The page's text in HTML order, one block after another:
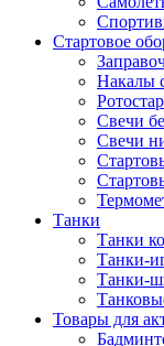
Стартовое
Накалы
Свечи
Свечи
Танки
Танки
Танки-
Танки-
Товары для